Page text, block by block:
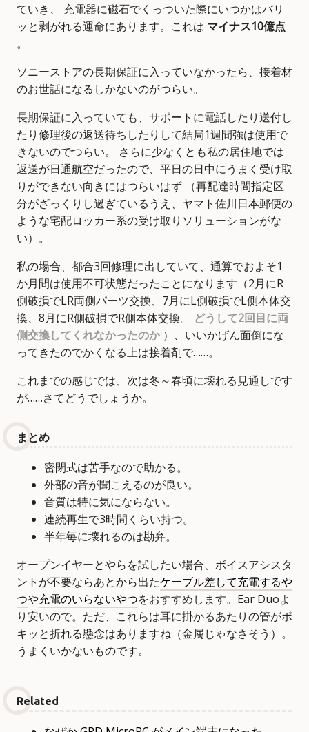
ていき、 充電器に磁石でくっついた際にいつかはバリ
ッと剥がれる運命にあります。これは マイナス10億点
。
ソニーストアの長期保証に入っていなかったら、接着材
のお世話になるしかないのがつらい。
長期保証に入っていても、サポートに電話したり送付し
たり修理後の返送待ちしたりして結局1週間強は使用で
きないのでつらい。 さらに少なくとも私の居住地では
返送が日通航空だったので、平日の日中にうまく受け取
りができない向きにはつらいはず （再配達時間指定区
分がざっくりし過ぎているうえ、ヤマト佐川日本郵便の
ような宅配ロッカー系の受け取りソリューションがな
い）。
私の場合、都合3回修理に出していて、通算でおよそ1
か月間は使用不可状態だったことになります（2月にR
側破損でLR両側パーツ交換、7月にL側破損でL側本体交
換、8月にR側破損でR側本体交換。 どうして2回目に両
側交換してくれなかったのか ）、いいかげん面倒にな
ってきたのでかくなる上は接着剤で……。
これまでの感じでは、次は冬～春頃に壊れる見通しです
が……さてどうでしょうか。
まとめ
密閉式は苦手なので助かる。
外部の音が聞こえるのが良い。
音質は特に気にならない。
連続再生で3時間くらい持つ。
半年毎に壊れるのは勘弁。
オープンイヤーとやらを試したい場合、ボイスアシスタ
ントが不要ならあとから出たケーブル差して充電するや
つや充電のいらないやつをおすすめします。Ear Duoよ
り安いので。ただ、これらは耳に掛かるあたりの管がポ
キッと折れる懸念はありますね（金属じゃなさそう）。
うまくいかないものです。
Related